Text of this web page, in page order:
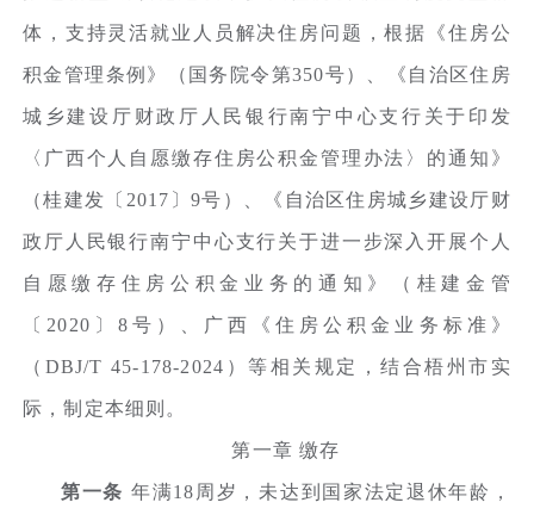
体，支持灵活就业人员解决住房问题，根据《住房公
积金管理条例》（国务院令第350号）、《自治区住房
城乡建设厅财政厅人民银行南宁中心支行关于印发
〈广西个人自愿缴存住房公积金管理办法〉的通知》
（桂建发〔2017〕9号）、《自治区住房城乡建设厅财
政厅人民银行南宁中心支行关于进一步深入开展个人
自愿缴存住房公积金业务的通知》（桂建金管
〔2020〕8号）、广西《住房公积金业务标准》
（DBJ/T 45-178-2024）等相关规定，结合梧州市实
际，制定本细则。
第一章 缴存
第一条 年满18周岁，未达到国家法定退休年龄，